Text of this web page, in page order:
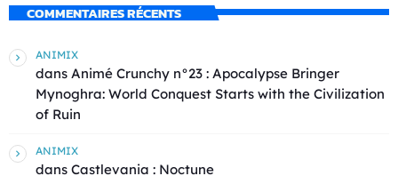
COMMENTAIRES RÉCENTS
ANIMIX
dans Animé Crunchy n°23 : Apocalypse Bringer
Mynoghra: World Conquest Starts with the Civilization
of Ruin
ANIMIX
dans Castlevania : Noctune